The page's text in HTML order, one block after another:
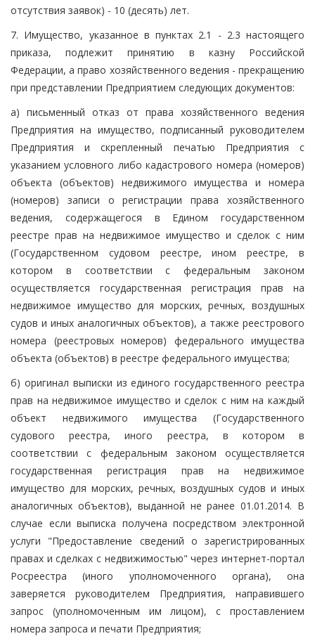
отсутствия заявок) - 10 (десять) лет.
7. Имущество, указанное в пунктах 2.1 - 2.3 настоящего
приказа, подлежит принятию в казну Российской
Федерации, а право хозяйственного ведения - прекращению
при представлении Предприятием следующих документов:
а) письменный отказ от права хозяйственного ведения
Предприятия на имущество, подписанный руководителем
Предприятия и скрепленный печатью Предприятия с
указанием условного либо кадастрового номера (номеров)
объекта (объектов) недвижимого имущества и номера
(номеров) записи о регистрации права хозяйственного
ведения, содержащегося в Едином государственном
реестре прав на недвижимое имущество и сделок с ним
(Государственном судовом реестре, ином реестре, в
котором в соответствии с федеральным законом
осуществляется государственная регистрация прав на
недвижимое имущество для морских, речных, воздушных
судов и иных аналогичных объектов), а также реестрового
номера (реестровых номеров) федерального имущества
объекта (объектов) в реестре федерального имущества;
б) оригинал выписки из единого государственного реестра
прав на недвижимое имущество и сделок с ним на каждый
объект недвижимого имущества (Государственного
судового реестра, иного реестра, в котором в
соответствии с федеральным законом осуществляется
государственная регистрация прав на недвижимое
имущество для морских, речных, воздушных судов и иных
аналогичных объектов), выданной не ранее 01.01.2014. В
случае если выписка получена посредством электронной
услуги "Предоставление сведений о зарегистрированных
правах и сделках с недвижимостью" через интернет-портал
Росреестра (иного уполномоченного органа), она
заверяется руководителем Предприятия, направившего
запрос (уполномоченным им лицом), с проставлением
номера запроса и печати Предприятия;